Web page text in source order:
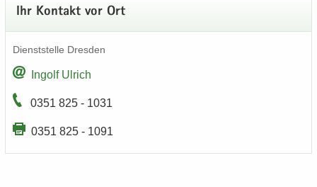
Ihr Kon­takt vor Ort
Dienst­stel­le Dres­den
In­golf Ul­rich
0351 825 - 1031
0351 825 - 1091